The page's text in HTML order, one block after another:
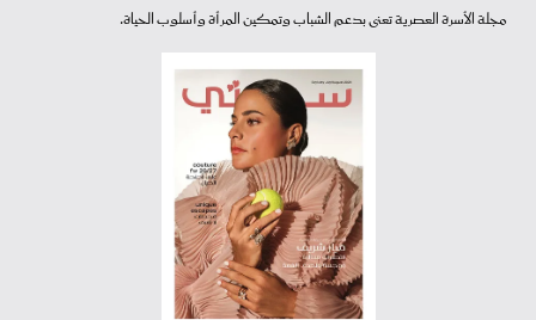
مجلة الأسرة العصرية تعنى بدعم الشباب وتمكين المرأة وأسلوب الحياة.